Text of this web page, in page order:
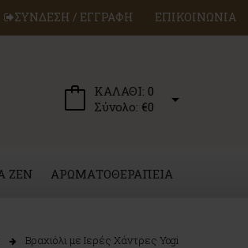
ΣΥΝΔΕΣΗ / ΕΓΓΡΑΦΗ ΕΠΙΚΟΙΝΩΝΙΑ
ΚΑΛΑΘΙ: 0
Σύνολο: €0
ZEN ΑΡΩΜΑΤΟΘΕΡΑΠΕΙΑ
Βραχιόλι με Ιερές Χάντρες Yogi